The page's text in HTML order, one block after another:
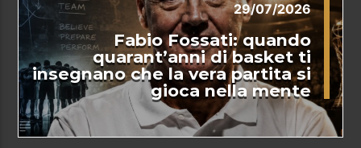
29/07/2026
Fabio Fossati: quando
quarant’anni di basket ti
insegnano che la vera partita si
gioca nella mente